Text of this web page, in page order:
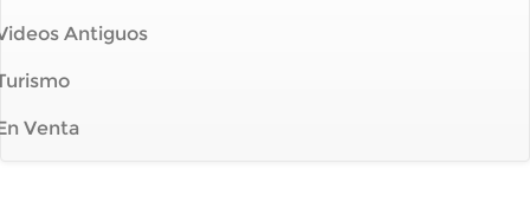
Antiguos
Venta